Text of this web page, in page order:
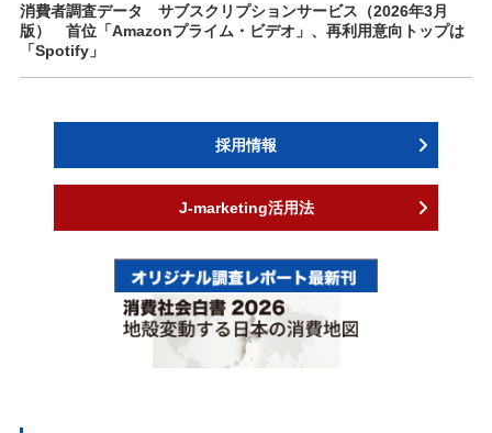
消費者調査データ サブスクリプションサービス（2026年3月
版） 首位「Amazonプライム・ビデオ」、再利用意向トップは
「Spotify」
採用情報
J-marketing活用法